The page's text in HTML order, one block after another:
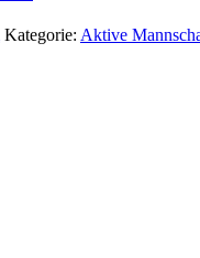
Kategorie: Aktive